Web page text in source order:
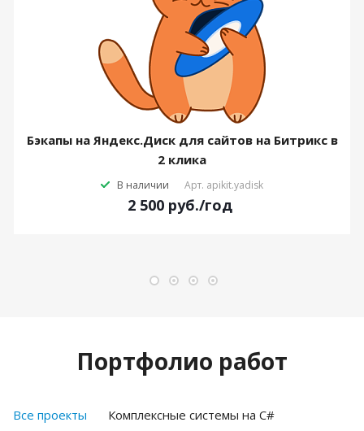
Бэкапы на Яндекс.Диск для сайтов на Битрикс в
2 клика
В наличии Арт. apikit.yadisk
2 500 руб./год
Портфолио работ
Все проекты Комплексные системы на C#